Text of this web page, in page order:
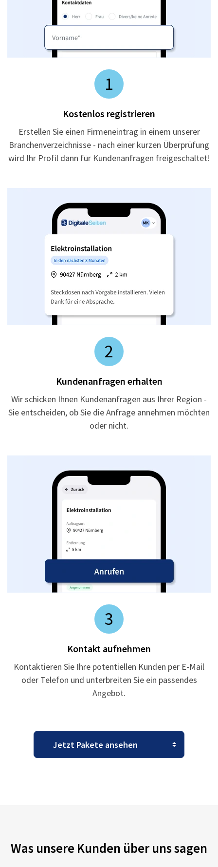
1
Kostenlos registrieren
Erstellen Sie einen Firmeneintrag in einem unserer
Branchenverzeichnisse - nach einer kurzen Überprüfung
wird Ihr Profil dann für Kundenanfragen freigeschaltet!
2
Kundenanfragen erhalten
Wir schicken Ihnen Kundenanfragen aus Ihrer Region -
Sie entscheiden, ob Sie die Anfrage annehmen möchten
oder nicht.
3
Kontakt aufnehmen
Kontaktieren Sie Ihre potentiellen Kunden per E-Mail
oder Telefon und unterbreiten Sie ein passendes
Angebot.
Was unsere Kunden über uns sagen